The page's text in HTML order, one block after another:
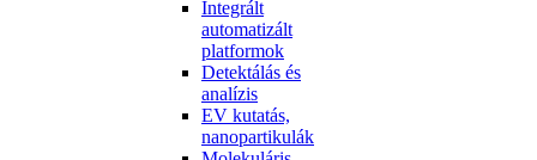
Integrált
automatizált
platformok
Detektálás és
analízis
EV kutatás,
nanopartikulák